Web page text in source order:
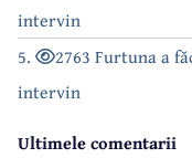
intervin
5.
2763 Furtuna a
intervin
Ultimele comentarii